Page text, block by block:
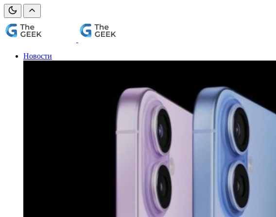
Новости